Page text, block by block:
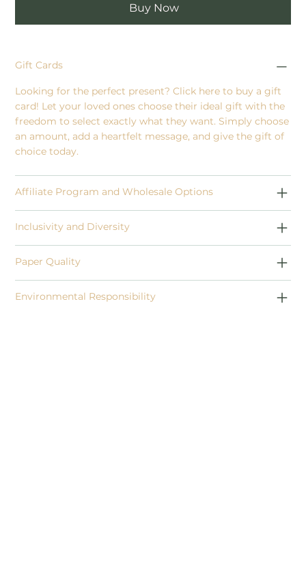
Buy Now
Gift Cards
Looking for the perfect present? Click here to buy a gift
card! Let your loved ones choose their ideal gift with the
freedom to select exactly what they want. Simply choose
an amount, add a heartfelt message, and give the gift of
choice today.
Affiliate Program and Wholesale Options
Inclusivity and Diversity
Paper Quality
Environmental Responsibility